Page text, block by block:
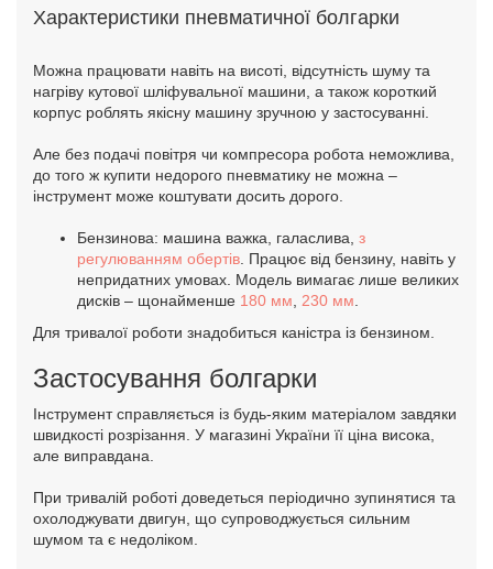
Характеристики пневматичної болгарки
Можна працювати навіть на висоті, відсутність шуму та
нагріву кутової шліфувальної машини, а також короткий
корпус роблять якісну машину зручною у застосуванні.
Але без подачі повітря чи компресора робота неможлива,
до того ж купити недорого пневматику не можна –
інструмент може коштувати досить дорого.
Бензинова: машина важка, галаслива, з
регулюванням обертів. Працює від бензину, навіть у
непридатних умовах. Модель вимагає лише великих
дисків – щонайменше 180 мм, 230 мм.
Для тривалої роботи знадобиться каністра із бензином.
Застосування болгарки
Інструмент справляється із будь-яким матеріалом завдяки
швидкості розрізання. У магазині України її ціна висока,
але виправдана.
При тривалій роботі доведеться періодично зупинятися та
охолоджувати двигун, що супроводжується сильним
шумом та є недоліком.